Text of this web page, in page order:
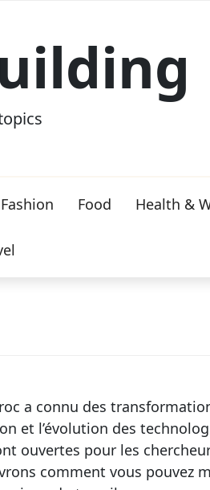
Fashion Food Health &
a connu des
et l’évolution des
ouvertes pour les
comment vous pouvez